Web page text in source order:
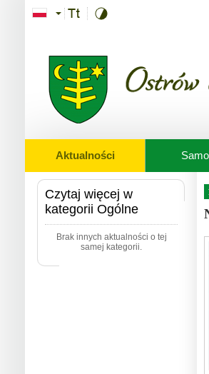
Aktualności
Czytaj więcej w
kategorii Ogólne
Brak innych aktualności o tej
samej kategorii.